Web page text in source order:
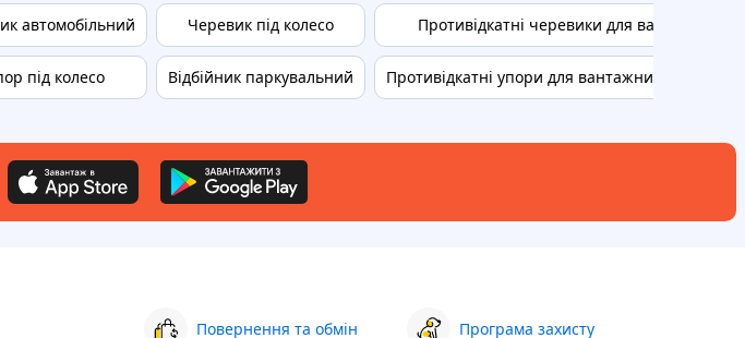
автомобільний
під колесо
Черевик під колесо
Відбійник паркувальний
Противідкатні черевики для вантажівок
Противідкатні упори для вантажних
Повернення та обмін Програма захисту